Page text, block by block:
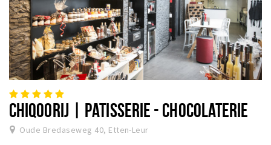
CHIQOORIJ | PATISSERIE - CHOCOLATERIE
Oude Bredaseweg 40, Etten-Leur